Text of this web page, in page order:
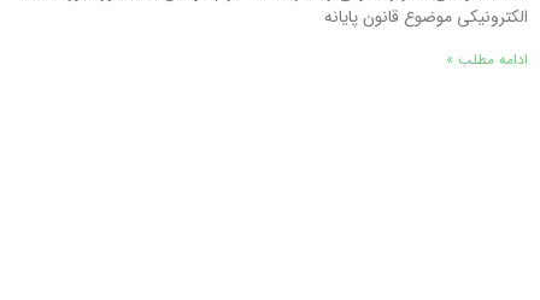
الکترونیکی موضوع قانون پایانه
ادامه مطلب »